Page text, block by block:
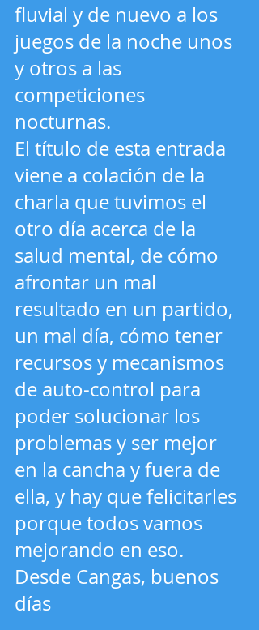
fluvial y de nuevo a los
juegos de la noche unos
y otros a las
competiciones
nocturnas.
El título de esta entrada
viene a colación de la
charla que tuvimos el
otro día acerca de la
salud mental, de cómo
afrontar un mal
resultado en un partido,
un mal día, cómo tener
recursos y mecanismos
de auto-control para
poder solucionar los
problemas y ser mejor
en la cancha y fuera de
ella, y hay que felicitarles
porque todos vamos
mejorando en eso.
Desde Cangas, buenos
días